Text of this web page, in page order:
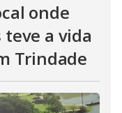
onde
a vida
Trindade